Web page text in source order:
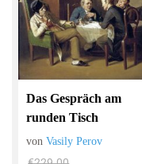
Das Gespräch am
runden Tisch
vonVasily Perov